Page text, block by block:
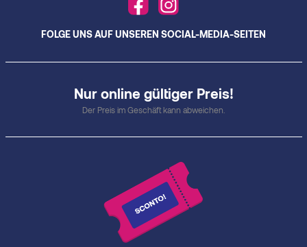
Nur online gültiger Preis!
Der Preis im Geschäft kann abweichen.
FOLGE UNS AUF UNSEREN SOCIAL-MEDIA-SEITEN